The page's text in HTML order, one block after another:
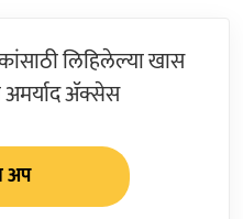
लिहिलेल्या खास
अमर्याद ॲक्सेस
अप